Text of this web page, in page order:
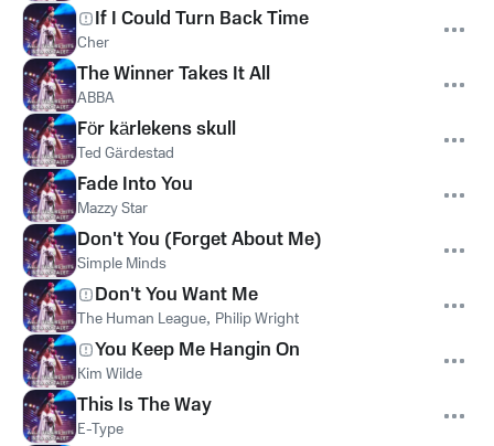
If I Could Turn Back Time
Cher
The Winner Takes It All
ABBA
För kärlekens skull
Ted Gärdestad
Fade Into You
Mazzy Star
Don't You (Forget About Me)
Simple Minds
Don't You Want Me
The Human League, Philip Wright
You Keep Me Hangin On
Kim Wilde
This Is The Way
E-Type